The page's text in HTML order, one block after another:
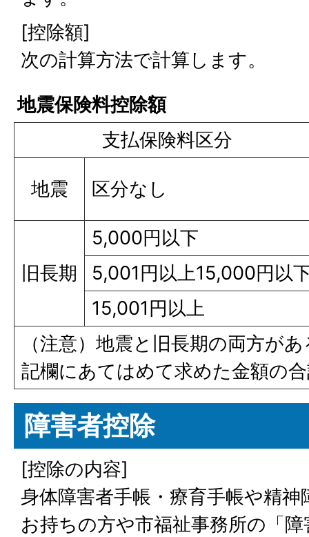
[控除額]
次の計算方法で計算します。
地震保険料控除額
支払保険料区分
地震 区分なし
旧長期
5,000円以下
5,001円以上15,000円以
15,001円以上
（注意）地震と旧長期の両方が
記欄にあてはめて求めた金額の
障害者控除
[控除の内容]
身体障害者手帳・療育手帳や精
お持ちの方や市福祉事務所の「